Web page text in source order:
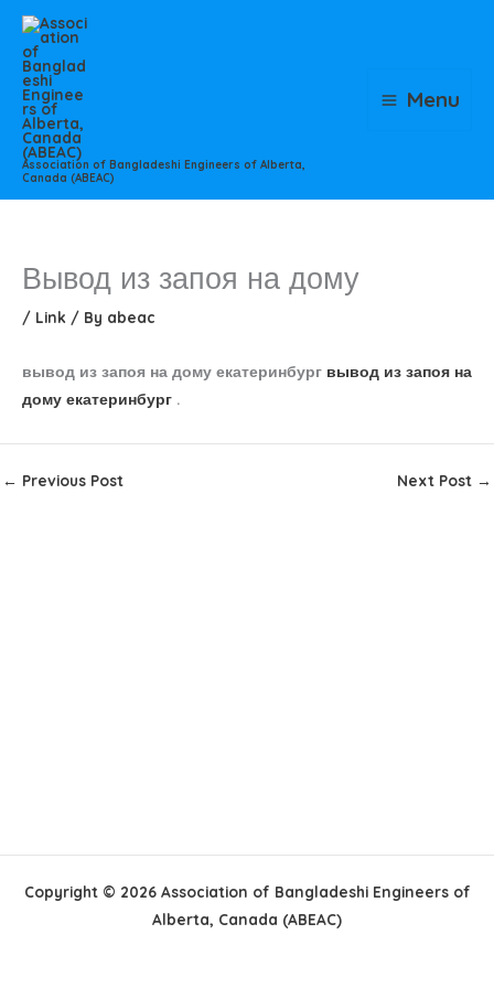
Skip
content
Association of Bangladeshi Engineers of Alberta,
Canada (ABEAC)
Menu
Вывод из запоя на дому
/ Link / By abeac
вывод из запоя на дому екатеринбург вывод из запоя на
дому екатеринбург .
← Previous Post Next Post →
Copyright © 2026 Association of Bangladeshi Engineers of
Alberta, Canada (ABEAC)